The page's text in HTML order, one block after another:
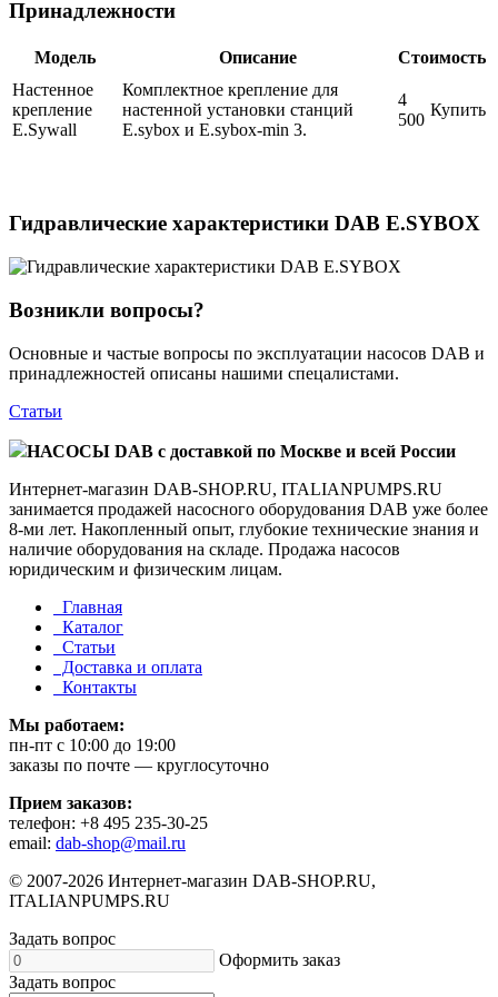
Принадлежности
Модель Описание
Стоимость
Настенное
крепление
E.Sywall
Комплектное крепление для
настенной установки станций
E.sybox и E.sybox-min 3.
4
500
Купить
Гидравлические характеристики DAB E.SYBOX
Возникли вопросы?
Основные и частые вопросы по эксплуатации насосов DAB и
принадлежностей описаны нашими спецалистами.
Статьи
НАСОСЫ DAB с доставкой по Москве и всей России
Интернет-магазин DAB-SHOP.RU, ITALIANPUMPS.RU
занимается продажей насосного оборудования DAB уже более
8-ми лет. Накопленный опыт, глубокие технические знания и
наличие оборудования на складе. Продажа насосов
юридическим и физическим лицам.
Главная
Каталог
Статьи
Доставка и оплата
Контакты
Мы работаем:
пн-пт c 10:00 до 19:00
заказы по почте — круглосуточно
Прием заказов:
телефон: +8 495 235-30-25
email: dab-shop@mail.ru
© 2007-2026 Интернет-магазин DAB-SHOP.RU,
ITALIANPUMPS.RU
Задать вопрос
Оформить заказ
Задать вопрос